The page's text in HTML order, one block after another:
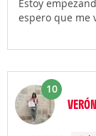
Estoy
espero que me
10